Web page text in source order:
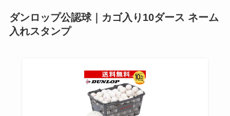
ダンロップ公認球｜カゴ入り10ダース ネーム
入れスタンプ